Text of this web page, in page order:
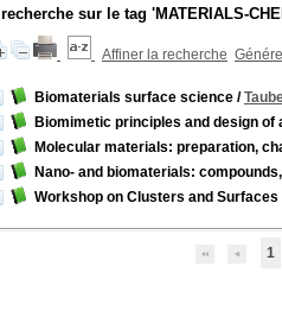
recherche sur le tag 'MATERIALS-
Affiner la recherche
Biomaterials surface science /
Biomimetic principles and design
Molecular materials: preparation,
Nano- and biomaterials:
Workshop on Clusters and
1